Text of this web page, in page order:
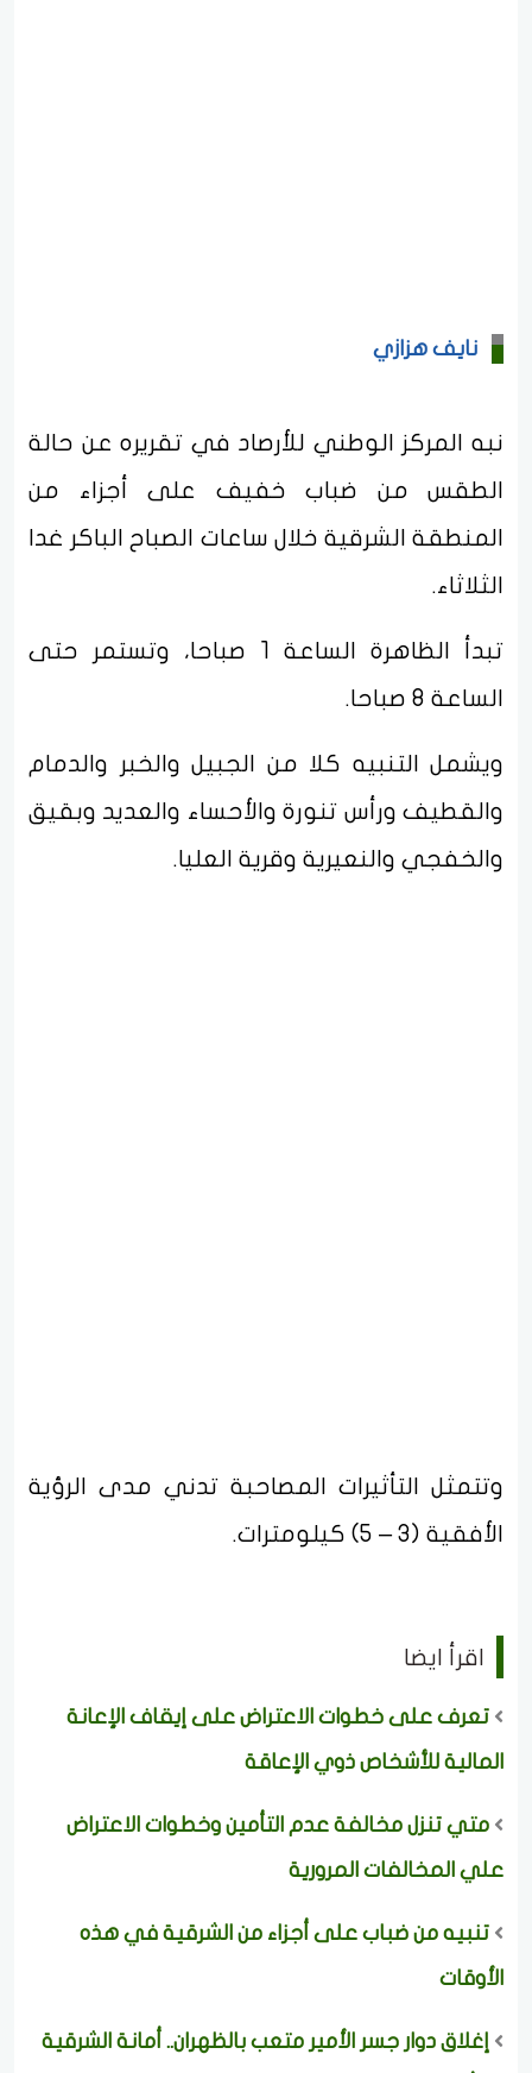
نايف هزازي
نبه المركز الوطني للأرصاد في تقريره عن حالة
الطقس من ضباب خفيف على أجزاء من
المنطقة الشرقية خلال ساعات الصباح الباكر غدا
الثلاثاء.
تبدأ الظاهرة الساعة 1 صباحا، وتستمر حتى
الساعة 8 صباحا.
ويشمل التنبيه كلا من الجبيل والخبر والدمام
والقطيف ورأس تنورة والأحساء والعديد وبقيق
والخفجي والنعيرية وقرية العليا.
وتتمثل التأثيرات المصاحبة تدني مدى الرؤية
الأفقية (3 – 5) كيلومترات.
اقرأ ايضا
تعرف على خطوات الاعتراض على إيقاف الإعانة
المالية للأشخاص ذوي الإعاقة
متي تنزل مخالفة عدم التأمين وخطوات الاعتراض
علي المخالفات المرورية
تنبيه من ضباب على أجزاء من الشرقية في هذه
الأوقات
إغلاق دوار جسر الأمير متعب بالظهران.. أمانة الشرقية